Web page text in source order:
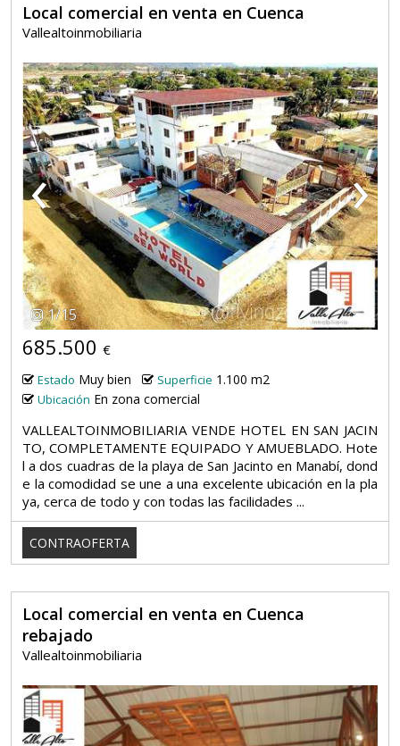
Local comercial en venta en Cuenca
Vallealtoinmobiliaria
‹ ›
1/15
685.500 €
Estado Muy bien Superficie 1.100 m2
Ubicación En zona comercial
VALLEALTOINMOBILIARIA VENDE HOTEL EN SAN JACIN
TO, COMPLETAMENTE EQUIPADO Y AMUEBLADO. Hote
l a dos cuadras de la playa de San Jacinto en Manabí, dond
e la comodidad se une a una excelente ubicación en la pla
ya, cerca de todo y con todas las facilidades ...
CONTRAOFERTA
Local comercial en venta en Cuenca
rebajado
Vallealtoinmobiliaria